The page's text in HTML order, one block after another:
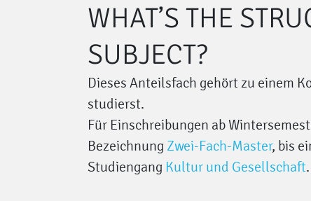
WHAT’S THE
SUBJECT?
Dieses Anteilsfach gehört zu einem
studierst.
Für Einschreibungen ab
Bezeichnung Zwei-Fach-Master, bis
Studiengang Kultur und Gesellschaft.